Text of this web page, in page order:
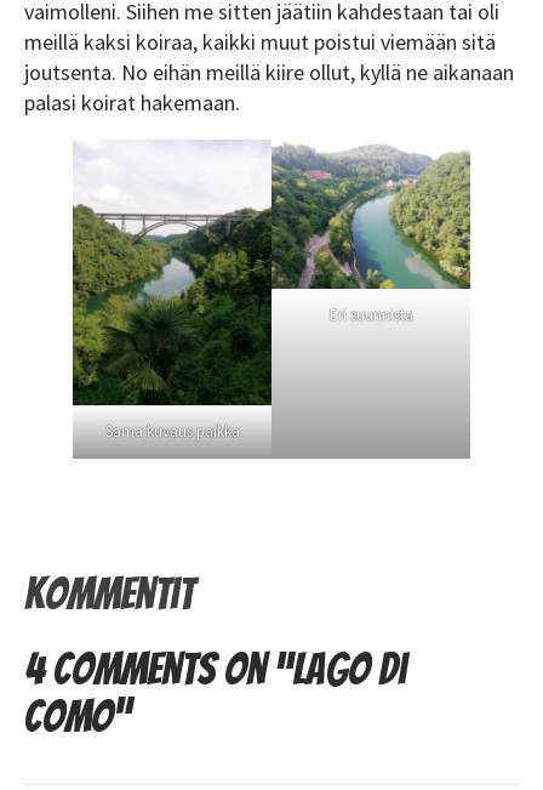
vaimolleni. Siihen me sitten jäätiin kahdestaan tai oli
meillä kaksi koiraa, kaikki muut poistui viemään sitä
joutsenta. No eihän meillä kiire ollut, kyllä ne aikanaan
palasi koirat hakemaan.
Sama kuvaus paikka
Eri suunnista
Kommentit
4 comments on “Lago di
Como”